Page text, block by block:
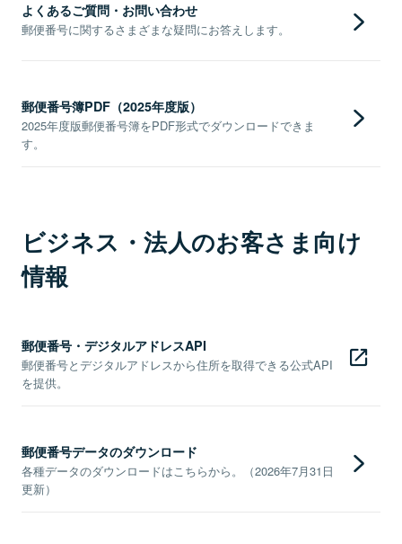
よくあるご質問・お問い合わせ
郵便番号に関するさまざまな疑問にお答えします。
郵便番号簿PDF（2025年度版）
2025年度版郵便番号簿をPDF形式でダウンロードできま
す。
ビジネス・法人のお客さま向け
情報
郵便番号・デジタルアドレスAPI
郵便番号とデジタルアドレスから住所を取得できる公式API
を提供。
郵便番号データのダウンロード
各種データのダウンロードはこちらから。（2026年7月31日
更新）